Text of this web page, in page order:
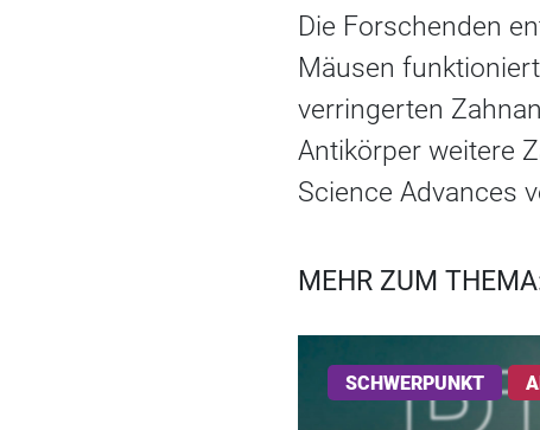
Die Forschenden
Mäusen
verringerten
Antikörper weitere
Science Advances
MEHR ZUM
SCHWERPUNKT